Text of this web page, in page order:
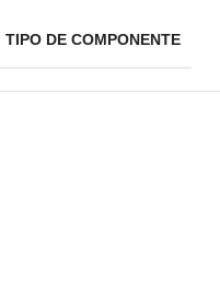
TIPO DE COMPONENTE